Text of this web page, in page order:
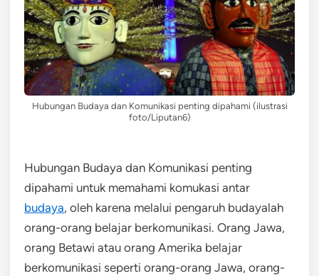
Hubungan Budaya dan Komunikasi penting dipahami (ilustrasi
foto/Liputan6)
Hubungan Budaya dan Komunikasi penting
dipahami untuk memahami komukasi antar
budaya, oleh karena melalui pengaruh budayalah
orang-orang belajar berkomunikasi. Orang Jawa,
orang Betawi atau orang Amerika belajar
berkomunikasi seperti orang-orang Jawa, orang-